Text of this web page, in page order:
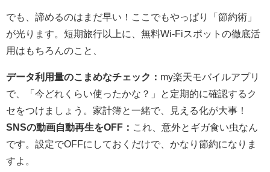
でも、諦めるのはまだ早い！ここでもやっぱり「節約術」
が光ります。短期旅行以上に、無料Wi-Fiスポットの徹底活
用はもちろんのこと、
データ利用量のこまめなチェック： my楽天モバイルアプリ
で、「今どれくらい使ったかな？」と定期的に確認するク
セをつけましょう。家計簿と一緒で、見える化が大事！
SNSの動画自動再生をOFF：
これ、意外とギガ食い虫なん
です。設定でOFFにしておくだけで、かなり節約になりま
すよ。